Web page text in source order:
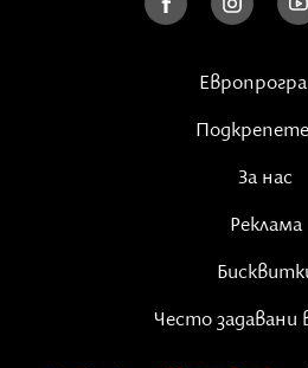
тези хаотични времена,
За нас
Реклама
Често задавани